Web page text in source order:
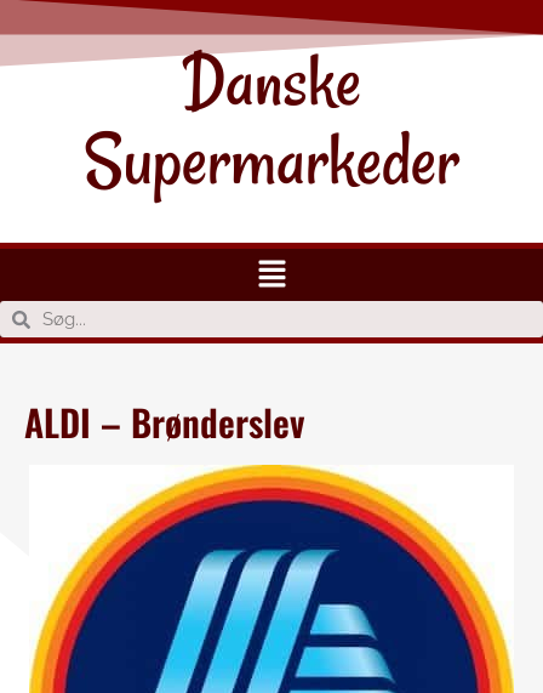
Danske
Supermarkeder
ALDI – Brønderslev